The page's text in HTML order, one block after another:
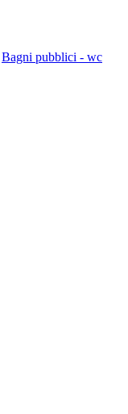
Bagni pubblici - wc